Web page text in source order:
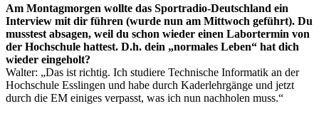
Am Montagmorgen wollte das Sportradio-Deutschland ein
Interview mit dir führen (wurde nun am Mittwoch geführt). Du
musstest absagen, weil du schon wieder einen Labortermin von
der Hochschule hattest. D.h. dein „normales Leben“ hat dich
wieder eingeholt?
Walter: „Das ist richtig. Ich studiere Technische Informatik an der
Hochschule Esslingen und habe durch Kaderlehrgänge und jetzt
durch die EM einiges verpasst, was ich nun nachholen muss.“